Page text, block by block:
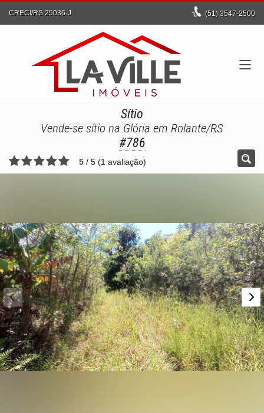
CRECI/RS 25036-J (51) 3547-2500
Sítio
Vende-se sítio na Glória em Rolante/RS
#786
5 / 5 (1 avaliação)